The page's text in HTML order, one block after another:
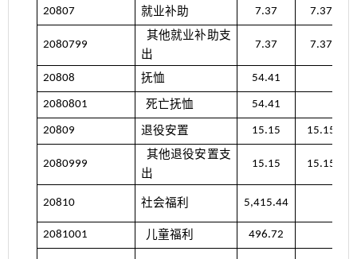
20807 就业补助 7.37 7.37
2080799
其他就业补助支
出
7.37 7.37
20808 抚恤 54.41
2080801 死亡抚恤 54.41
20809 退役安置 15.15 15.15
2080999
其他退役安置支
出
15.15 15.15
20810 社会福利 5,415.44
2081001 儿童福利 496.72